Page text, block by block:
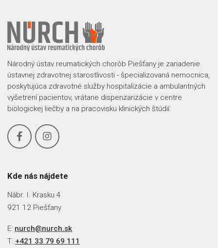
Národný ústav reumatických chorôb Piešťany je zariadenie
ústavnej zdravotnej starostlivosti - špecializovaná nemocnica,
poskytujúca zdravotné služby hospitalizácie a ambulantných
vyšetrení pacientov, vrátane dispenzarizácie v centre
biologickej liečby a na pracovisku klinických štúdií.
Kde nás nájdete
Nábr. I. Krasku 4
921 12 Piešťany
E: nurch@nurch.sk
T: +421 33 79 69 111